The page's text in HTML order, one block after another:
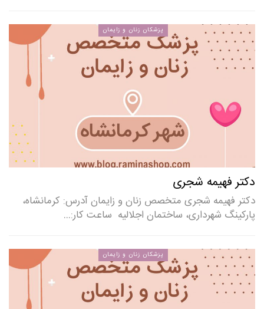
پزشکان زنان و زایمان
دکتر فهیمه شجری
دکتر فهیمه شجری متخصص زنان و زایمان آدرس: کرمانشاه،
پارکینگ شهرداری، ساختمان اجلالیه ساعت کار:…
پزشکان زنان و زایمان